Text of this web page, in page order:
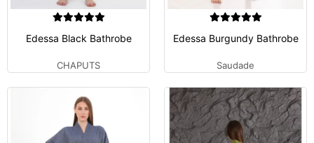
Edessa Black Bathrobe
CHAPUTS
Edessa Burgundy Bathrobe
Saudade